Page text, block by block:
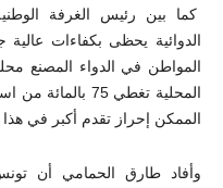
كما بين رئيس الغرفة
الدوائية يحظى بكفاءات
المواطن في الدواء المصنع
المحلية تغطي 75
الممكن إحراز تقدم أكبر في هذا
وأفاد طارق الحمامي أن